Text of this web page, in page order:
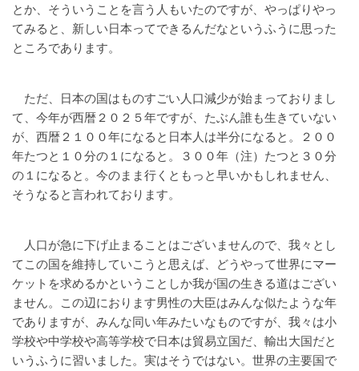
とか、そういうことを言う人もいたのですが、やっぱりやっ
てみると、新しい日本ってできるんだなというふうに思った
ところであります。
ただ、日本の国はものすごい人口減少が始まっておりまし
て、今年が西暦２０２５年ですが、たぶん誰も生きていない
が、西暦２１００年になると日本人は半分になると。２００
年たつと１０分の１になると。３００年（注）たつと３０分
の１になると。今のまま行くともっと早いかもしれません、
そうなると言われております。
人口が急に下げ止まることはございませんので、我々とし
てこの国を維持していこうと思えば、どうやって世界にマー
ケットを求めるかということしか我が国の生きる道はござい
ません。この辺におります男性の大臣はみんな似たような年
でありますが、みんな同い年みたいなものですが、我々は小
学校や中学校や高等学校で日本は貿易立国だ、輸出大国だと
いうふうに習いました。実はそうではない。世界の主要国で